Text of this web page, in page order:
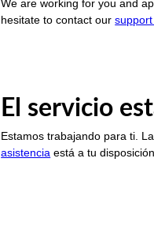
We are working for you and
hesitate to contact our
El servicio
Estamos trabajando para ti.
asistencia está a tu